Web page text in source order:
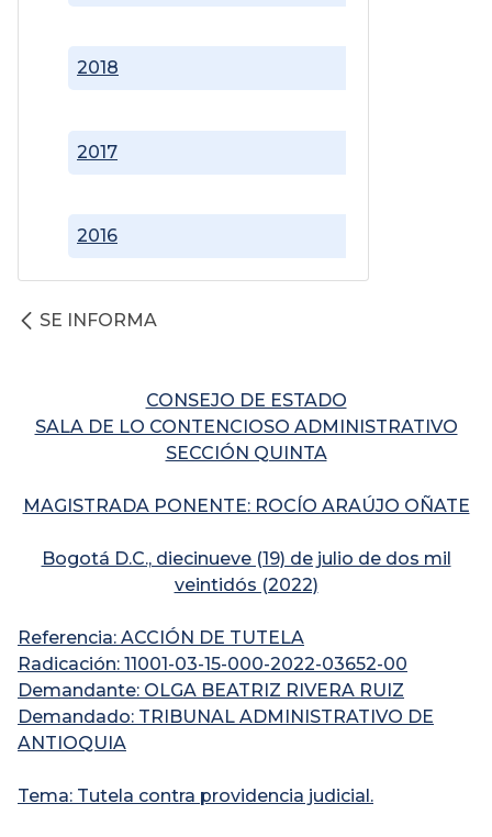
2016
2017
2018
SE INFORMA
CONSEJO DE ESTADO
SALA DE LO CONTENCIOSO ADMINISTRATIVO
SECCIÓN QUINTA
MAGISTRADA PONENTE: ROCÍO ARAÚJO OÑATE
Bogotá D.C., diecinueve (19) de julio de dos mil
veintidós (2022)
Referencia: ACCIÓN DE TUTELA
Radicación: 11001-03-15-000-2022-03652-00
Demandante: OLGA BEATRIZ RIVERA RUIZ
Demandado: TRIBUNAL ADMINISTRATIVO DE
ANTIOQUIA
Tema: Tutela contra providencia judicial.